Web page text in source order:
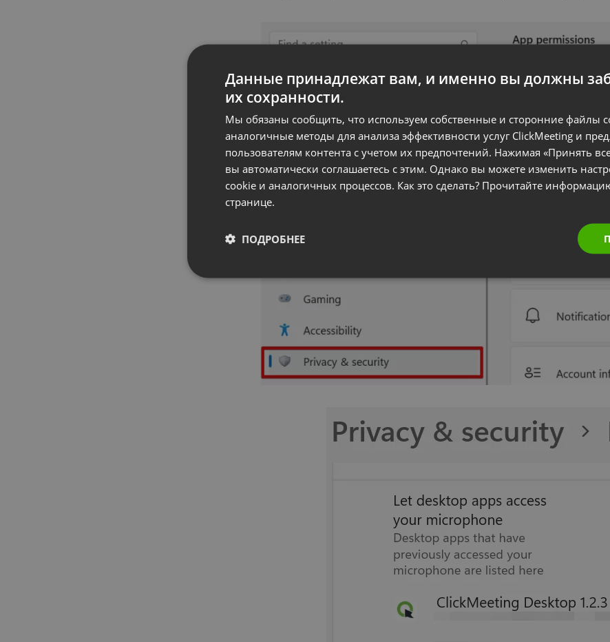
Данные принадлежат вам, и именно вы должны
их сохранности.
Мы обязаны сообщить, что используем собственные и сторонние файлы
аналогичные методы для анализа эффективности услуг ClickMeeting и
пользователям контента с учетом их предпочтений. Нажимая «Принять
вы автоматически соглашаетесь с этим. Однако вы можете изменить
cookie и аналогичных процессов. Как это сделать? Прочитайте
странице.
ПОДРОБНЕЕ